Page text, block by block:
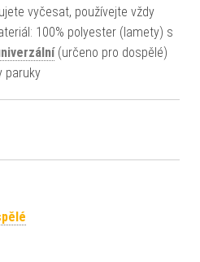
vyčesat, používejte vždy
100% polyester (lamety) s
(určeno pro dospělé)
paruky